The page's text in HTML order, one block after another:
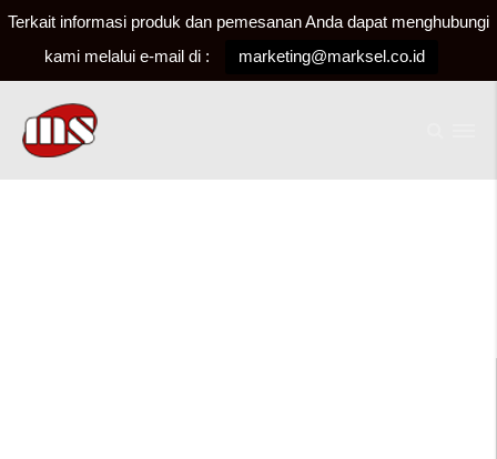
Terkait informasi produk dan pemesanan Anda dapat menghubungi
kami melalui e-mail di :
marketing@marksel.co.id